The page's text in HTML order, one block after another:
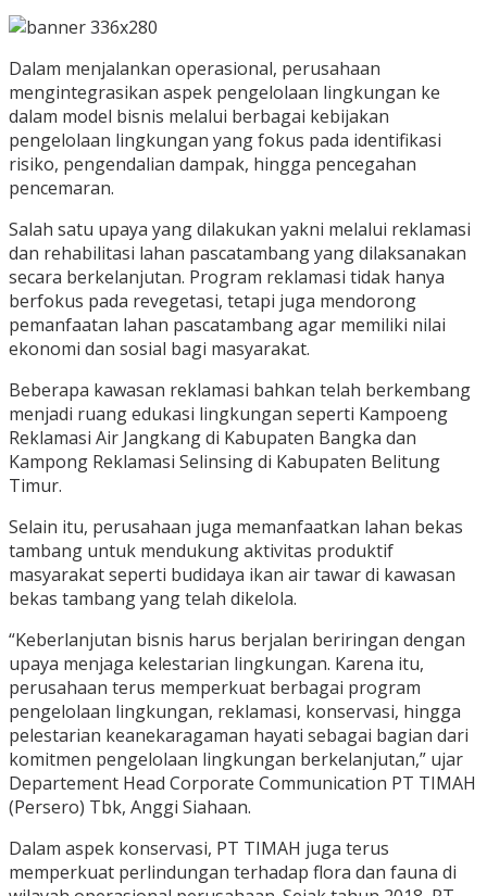
Dalam menjalankan operasional, perusahaan
mengintegrasikan aspek pengelolaan lingkungan ke
dalam model bisnis melalui berbagai kebijakan
pengelolaan lingkungan yang fokus pada identifikasi
risiko, pengendalian dampak, hingga pencegahan
pencemaran.
Salah satu upaya yang dilakukan yakni melalui reklamasi
dan rehabilitasi lahan pascatambang yang dilaksanakan
secara berkelanjutan. Program reklamasi tidak hanya
berfokus pada revegetasi, tetapi juga mendorong
pemanfaatan lahan pascatambang agar memiliki nilai
ekonomi dan sosial bagi masyarakat.
Beberapa kawasan reklamasi bahkan telah berkembang
menjadi ruang edukasi lingkungan seperti Kampoeng
Reklamasi Air Jangkang di Kabupaten Bangka dan
Kampong Reklamasi Selinsing di Kabupaten Belitung
Timur.
Selain itu, perusahaan juga memanfaatkan lahan bekas
tambang untuk mendukung aktivitas produktif
masyarakat seperti budidaya ikan air tawar di kawasan
bekas tambang yang telah dikelola.
“Keberlanjutan bisnis harus berjalan beriringan dengan
upaya menjaga kelestarian lingkungan. Karena itu,
perusahaan terus memperkuat berbagai program
pengelolaan lingkungan, reklamasi, konservasi, hingga
pelestarian keanekaragaman hayati sebagai bagian dari
komitmen pengelolaan lingkungan berkelanjutan,” ujar
Departement Head Corporate Communication PT TIMAH
(Persero) Tbk, Anggi Siahaan.
Dalam aspek konservasi, PT TIMAH juga terus
memperkuat perlindungan terhadap flora dan fauna di